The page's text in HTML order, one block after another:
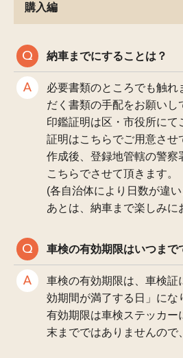
購入編
納車までにすることは？
必要書類のところでも触れ
だく書類の手配をお願いし
印鑑証明は区・市役所にて
証明はこちらでご用意させ
作成後、登録地管轄の警
こちらでさせて頂きます。
(各自治体により日数が違
あとは、納車まで楽しみに
車検の有効期限はいつまで
車検の有効期限は、車検証
効期間が満了する日」にな
有効期限は車検ステッカー
末までではありませんので